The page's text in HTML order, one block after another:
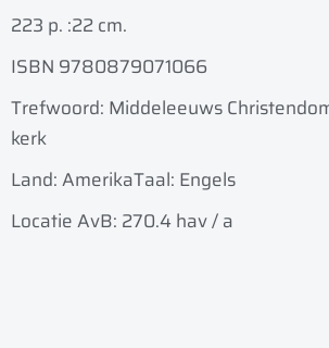
223 p. :22 cm.
ISBN 9780879071066
Trefwoord: Middeleeuws
kerk
Land: AmerikaTaal: Engels
Locatie AvB: 270.4 hav / a